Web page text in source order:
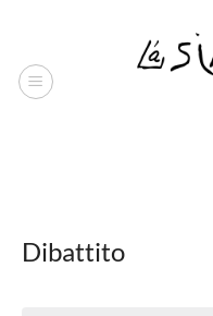
contenuti
Dibattito